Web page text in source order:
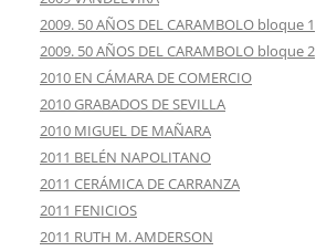
2009. 50 AÑOS DEL CARAMBOLO bloque 1
2009. 50 AÑOS DEL CARAMBOLO bloque 2
2010 EN CÁMARA DE COMERCIO
2010 GRABADOS DE SEVILLA
2010 MIGUEL DE MAÑARA
2011 BELÉN NAPOLITANO
2011 CERÁMICA DE CARRANZA
2011 FENICIOS
2011 RUTH M. AMDERSON